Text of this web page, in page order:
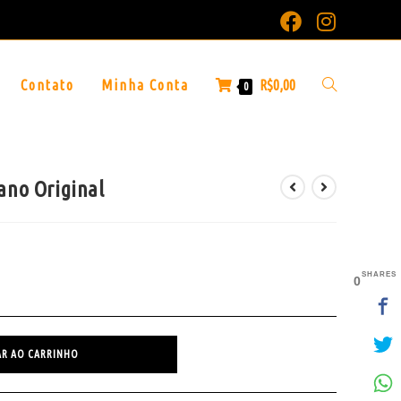
Contato Minha Conta 0 R$0,00
Original
AO CARRINHO
0SHARES